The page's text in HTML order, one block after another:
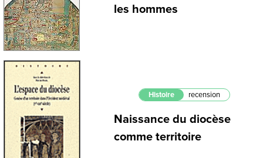
les hommes
Histoire recension
Naissance du diocèse
comme territoire